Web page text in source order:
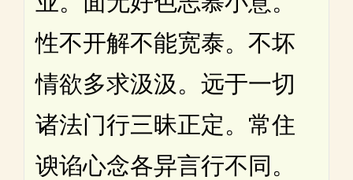
性不开解不能宽泰。不坏
情欲多求汲汲。远于一切
诸法门行三昧正定。常住
谀谄心念各异言行不同。